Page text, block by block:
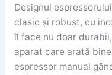
Designul
clasic și robust, cu
îl face nu doar
aparat care arată
espressor manual